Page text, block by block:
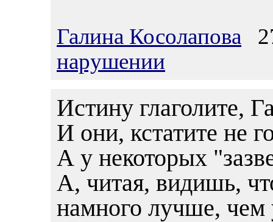
Галина Косолапова
нарушении
Истину глаголите,
И они, кстатите не
А у некоторых
А, читая, видишь,
намного лучше,